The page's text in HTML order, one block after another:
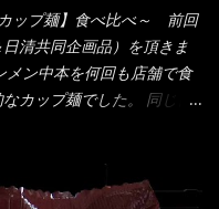
調味料の【スパイスガール
ーヌの粉末をよく掛け辛
、炭酸カルシウム、カラメ
シチン、酸化防止剤(ビタ
、香料、ビタミンB2、ビ
素 、(一部にえび・小麦・
卵白)、かやく(小えびてん
ゆ、魚介エキス、たん白加
ップ麺】食べ比べ～ 前回
清共同企画品）を頂きま
メン中本を何回も店舗で食
カップ麺でした。 同じ日
トが辛さを醸し出してい